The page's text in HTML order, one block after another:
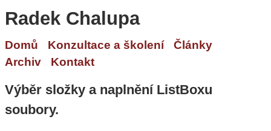
Radek Chalupa
Domů Konzultace a školení
Články
Archiv
Kontakt
Výběr složky a naplnění ListBoxu
soubory.